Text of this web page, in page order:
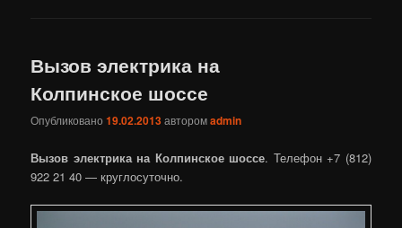
Вызов электрика на
Колпинское шоссе
Опубликовано19.02.2013авторомadmin
Вызов электрика на Колпинское шоссе. Телефон +7 (812)
922 21 40 — круглосуточно.